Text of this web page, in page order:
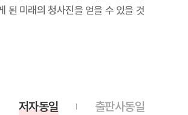
된 미래의 청사진을 얻을 수 있을 것
출판사동일
저자동일